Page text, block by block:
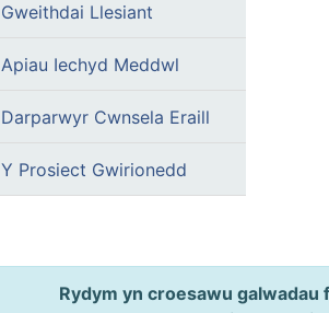
Gweithdai Llesiant
Apiau Iechyd Meddwl
Darparwyr Cwnsela Eraill
Y Prosiect Gwirionedd
Rydym yn croesawu galwadau